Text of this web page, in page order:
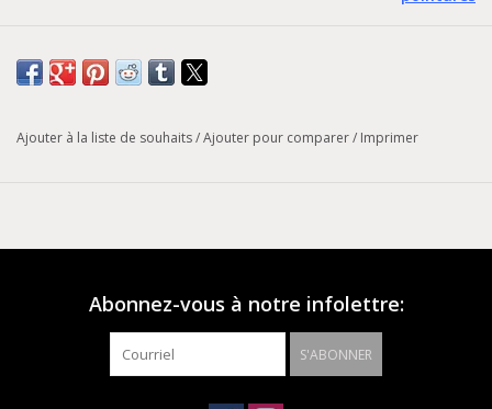
DR. MARTENS
connues, présentées simplement en versions miniatures. Cela
permet aux fans de longue date de Dr. Martens de donner à
leurs propres enfants le même sens de l'attitude, la rébellion et
le style avec leur choix de chaussures. Strap ShoeSofty T, un cuir
Ajouter à la liste de souhaits/Ajouter pour comparer/ Imprimer
Abonnez-vous à notre infolettre:
S'ABONNER